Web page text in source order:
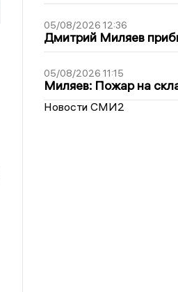
05/08/2026 12:36
Дмитрий Миляев
05/08/2026 11:15
Миляев: Пожар на
Новости СМИ2